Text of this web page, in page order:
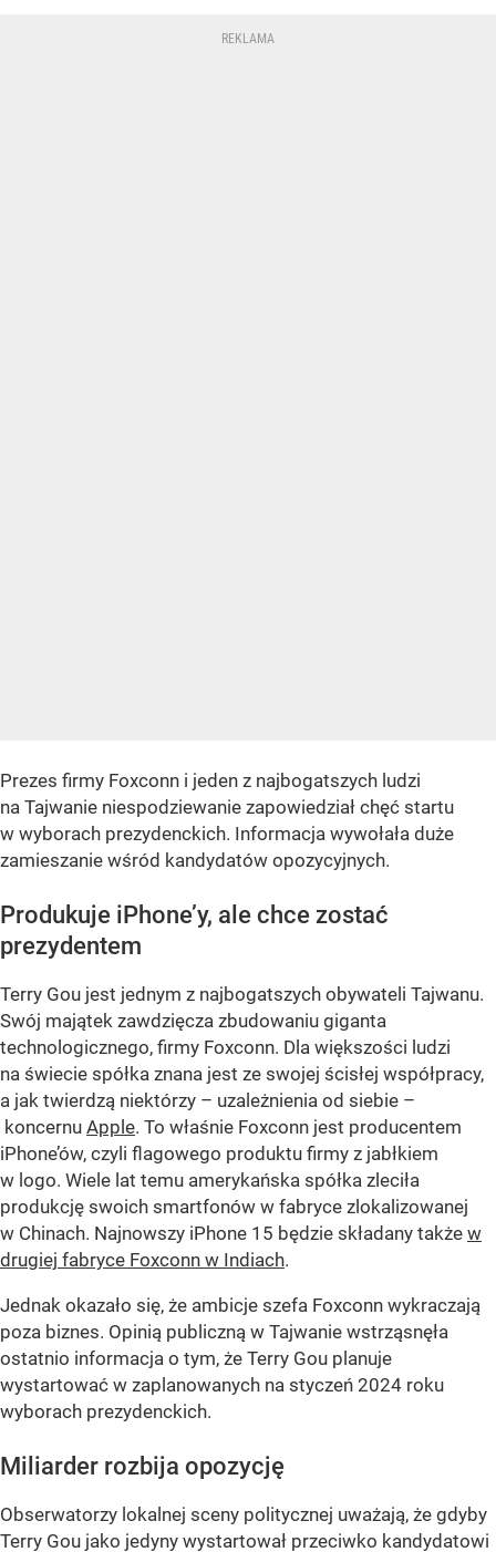
Prezes firmy Foxconn i jeden z najbogatszych ludzi
na Tajwanie niespodziewanie zapowiedział chęć startu
w wyborach prezydenckich. Informacja wywołała duże
zamieszanie wśród kandydatów opozycyjnych.
Produkuje iPhone’y, ale chce zostać
prezydentem
Terry Gou jest jednym z najbogatszych obywateli Tajwanu.
Swój majątek zawdzięcza zbudowaniu giganta
technologicznego, firmy Foxconn. Dla większości ludzi
na świecie spółka znana jest ze swojej ścisłej współpracy,
a jak twierdzą niektórzy – uzależnienia od siebie –
koncernu Apple. To właśnie Foxconn jest producentem
iPhone’ów, czyli flagowego produktu firmy z jabłkiem
w logo. Wiele lat temu amerykańska spółka zleciła
produkcję swoich smartfonów w fabryce zlokalizowanej
w Chinach. Najnowszy iPhone 15 będzie składany także w
drugiej fabryce Foxconn w Indiach.
Jednak okazało się, że ambicje szefa Foxconn wykraczają
poza biznes. Opinią publiczną w Tajwanie wstrząsnęła
ostatnio informacja o tym, że Terry Gou planuje
wystartować w zaplanowanych na styczeń 2024 roku
wyborach prezydenckich.
Miliarder rozbija opozycję
Obserwatorzy lokalnej sceny politycznej uważają, że gdyby
Terry Gou jako jedyny wystartował przeciwko kandydatowi